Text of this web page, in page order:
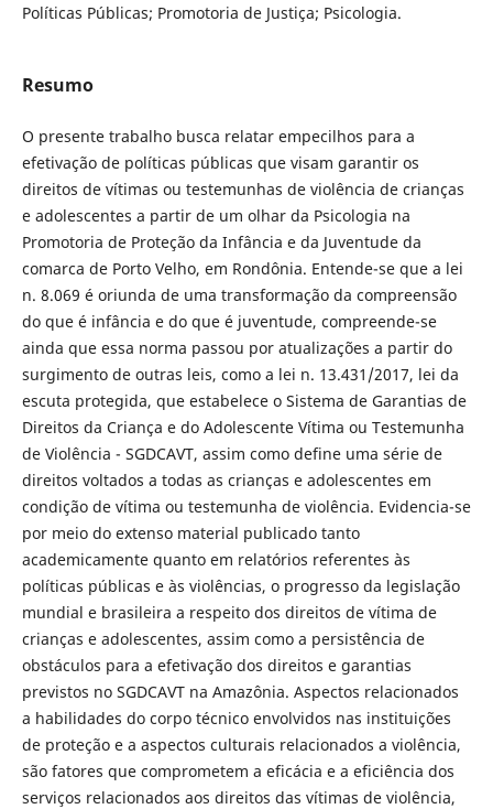
Políticas Públicas; Promotoria de Justiça; Psicologia.
Resumo
O presente trabalho busca relatar empecilhos para a
efetivação de políticas públicas que visam garantir os
direitos de vítimas ou testemunhas de violência de crianças
e adolescentes a partir de um olhar da Psicologia na
Promotoria de Proteção da Infância e da Juventude da
comarca de Porto Velho, em Rondônia. Entende-se que a lei
n. 8.069 é oriunda de uma transformação da compreensão
do que é infância e do que é juventude, compreende-se
ainda que essa norma passou por atualizações a partir do
surgimento de outras leis, como a lei n. 13.431/2017, lei da
escuta protegida, que estabelece o Sistema de Garantias de
Direitos da Criança e do Adolescente Vítima ou Testemunha
de Violência - SGDCAVT, assim como define uma série de
direitos voltados a todas as crianças e adolescentes em
condição de vítima ou testemunha de violência. Evidencia-se
por meio do extenso material publicado tanto
academicamente quanto em relatórios referentes às
políticas públicas e às violências, o progresso da legislação
mundial e brasileira a respeito dos direitos de vítima de
crianças e adolescentes, assim como a persistência de
obstáculos para a efetivação dos direitos e garantias
previstos no SGDCAVT na Amazônia. Aspectos relacionados
a habilidades do corpo técnico envolvidos nas instituições
de proteção e a aspectos culturais relacionados a violência,
são fatores que comprometem a eficácia e a eficiência dos
serviços relacionados aos direitos das vítimas de violência,